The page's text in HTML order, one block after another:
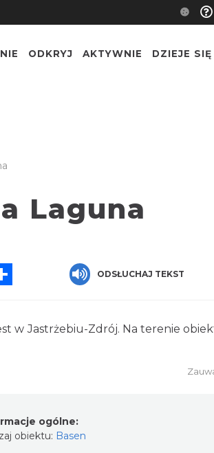
ODKRYJ AKTYWNIE DZIEJE SIĘ
Laguna
ODSŁUCHAJ TEKST
w Jastrżebiu-Zdrój. Na terenie
ogólne:
obiektu: Basen